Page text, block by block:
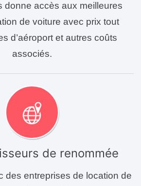
donne accès aux meilleures
de voiture avec prix tout
d’aéroport et autres coûts
associés.
de renommée
des entreprises de location de